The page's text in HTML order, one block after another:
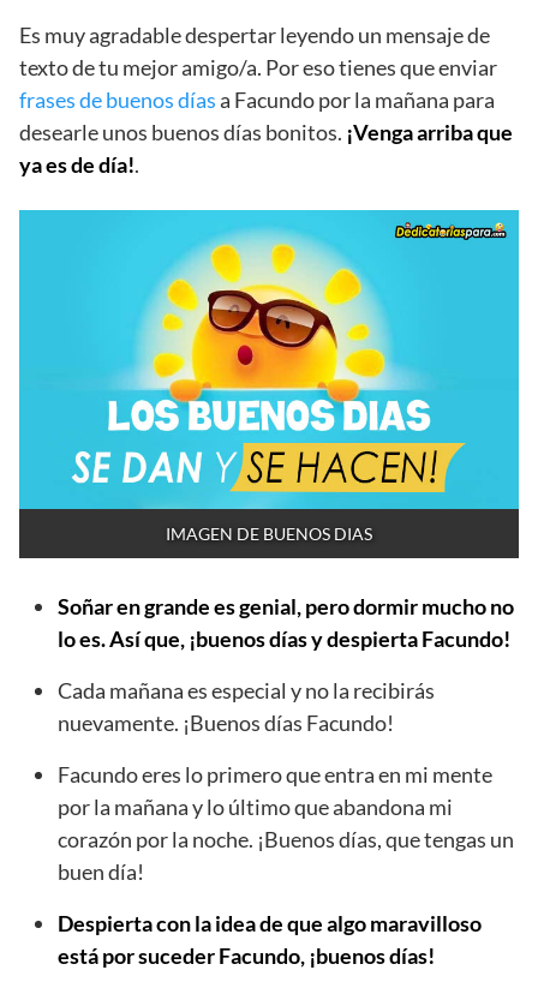
Es muy agradable despertar leyendo un mensaje de
texto de tu mejor amigo/a. Por eso tienes que enviar
frases de buenos díasa Facundo por la mañana para
desearle unos buenos días bonitos. ¡Venga arriba que
ya es de día!.
IMAGEN DE BUENOS DIAS
Soñar en grande es genial, pero dormir mucho no
lo es. Así que, ¡buenos días y despierta Facundo!
Cada mañana es especial y no la recibirás
nuevamente. ¡Buenos días Facundo!
Facundo eres lo primero que entra en mi mente
por la mañana y lo último que abandona mi
corazón por la noche. ¡Buenos días, que tengas un
buen día!
Despierta con la idea de que algo maravilloso
está por suceder Facundo, ¡buenos días!